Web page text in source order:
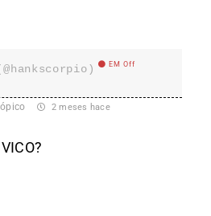
EM Off
2 meses hace
?